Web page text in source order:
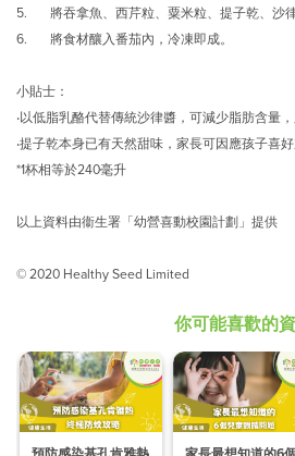
5. 將吞拿魚、西芹粒、粟米粒、提子乾、沙律
6. 將食材釀入番茄內，冷凍即成。
小貼士：
‧以低脂乳酪代替傳統沙律醬，可減少脂肪含量
‧提子乾本身已有天然甜味，家長可因應孩子喜好
*1杯相等於240毫升
以上資料由衞生署「幼營喜動校園計劃」提供
© 2020 Healthy Seed Limited
你可能喜歡的